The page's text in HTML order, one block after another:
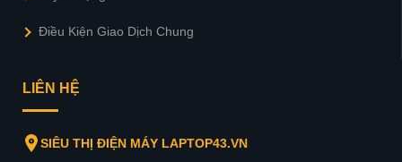
Điều Kiện Giao Dịch Chung
LIÊN HỆ
SIÊU THỊ ĐIỆN MÁY LAPTOP43.VN